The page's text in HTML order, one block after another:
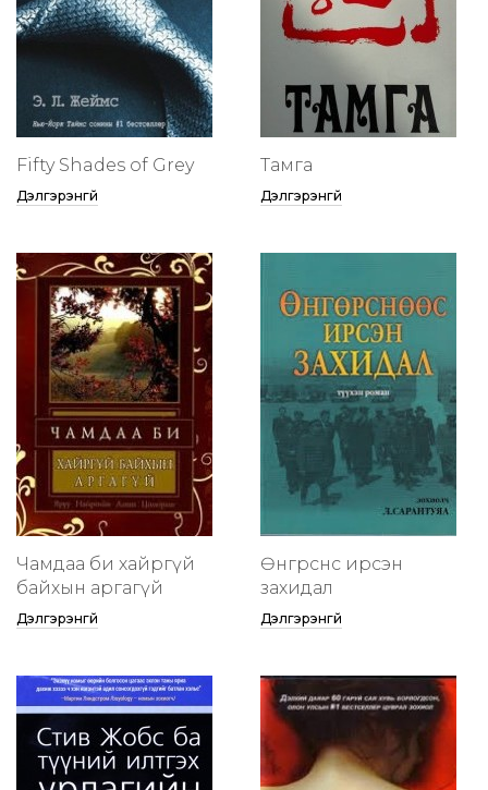
Fifty Shades of Grey
Дэлгэрэнгүй
Тамга
Дэлгэрэнгүй
Чамдаа би хайргүй
байхын аргагүй
Дэлгэрэнгүй
Өнгөрснөөс ирсэн
захидал
Дэлгэрэнгүй